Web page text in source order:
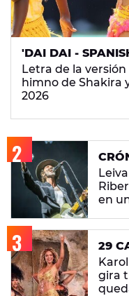
'DAI DAI -
Letra de la versión
himno de Shakira
2026
en
29
gira